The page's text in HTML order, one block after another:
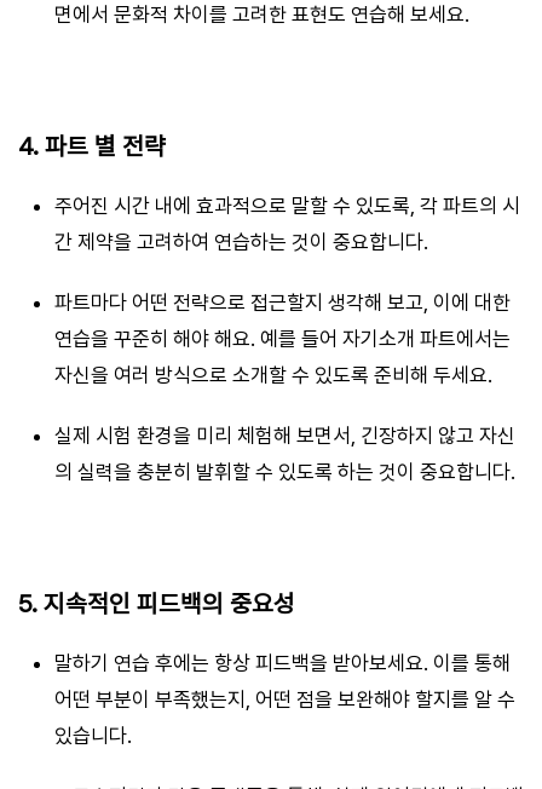
면에서 문화적 차이를 고려한 표현도 연습해 보세요.
4. 파트 별 전략
주어진 시간 내에 효과적으로 말할 수 있도록, 각 파트의 시
간 제약을 고려하여 연습하는 것이 중요합니다.
파트마다 어떤 전략으로 접근할지 생각해 보고, 이에 대한
연습을 꾸준히 해야 해요. 예를 들어 자기소개 파트에서는
자신을 여러 방식으로 소개할 수 있도록 준비해 두세요.
실제 시험 환경을 미리 체험해 보면서, 긴장하지 않고 자신
의 실력을 충분히 발휘할 수 있도록 하는 것이 중요합니다.
5. 지속적인 피드백의 중요성
말하기 연습 후에는 항상 피드백을 받아보세요. 이를 통해
어떤 부분이 부족했는지, 어떤 점을 보완해야 할지를 알 수
있습니다.